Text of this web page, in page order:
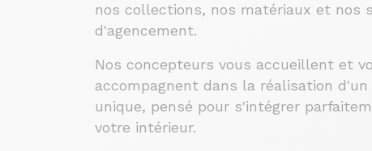
nos collections, nos matériaux et nos
d'agencement.
Nos concepteurs vous accueillent et
accompagnent dans la réalisation
unique, pensé pour s'intégrer
votre intérieur.